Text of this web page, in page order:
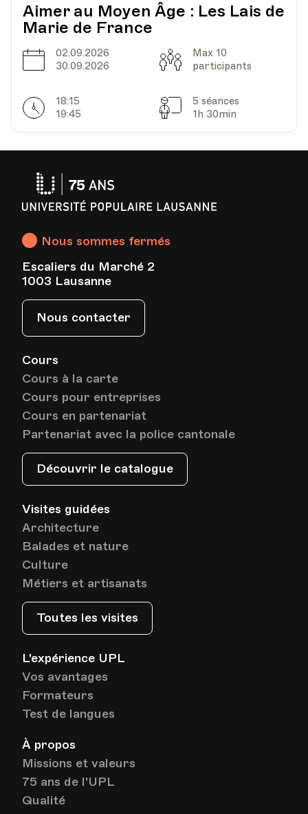
Aimer au Moyen Âge : Les Lais de
Marie de France
Date
02.09.2026
30.09.2026
Capacité
Max 10
participants
Horarires
18:15
19:45
Séances
5 séances
1h 30min
Cours
Cours à la carte
Cours pour entreprises
Cours en partenariat
Partenariat avec la police cantonale
Découvrir le catalogue
Visites guidées
Architecture
Balades et nature
Culture
Métiers et artisanats
Toutes les visites
L'expérience UPL
Vos avantages
Formateurs
Test de langues
À propos
Missions et valeurs
75 ans de l'UPL
Qualité
Nous sommes fermés
Escaliers du Marché 2
1003 Lausanne
Nous contacter